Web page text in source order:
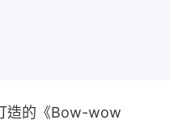
造的《Bow-wow